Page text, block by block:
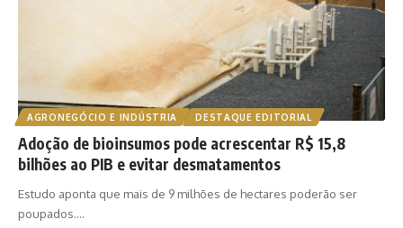
AGRONEGÓCIO E INDÚSTRIA DESTAQUE EDITORIAL
Adoção de bioinsumos pode acrescentar R$ 15,8
bilhões ao PIB e evitar desmatamentos
Estudo aponta que mais de 9 milhões de hectares poderão ser
poupados.…